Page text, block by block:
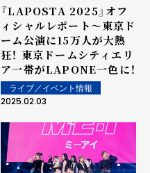
『LAPOSTA 2025』オフ
ィシャルレポート～東京ド
ーム公演に15万人が大熱
狂！ 東京ドームシティエリ
ア一帯がLAPONE一色に！
ライブ／イベント情報
2025.02.03